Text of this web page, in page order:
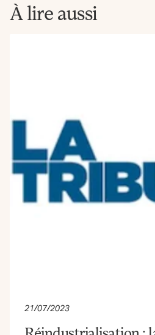
À lire aussi
21/07/2023